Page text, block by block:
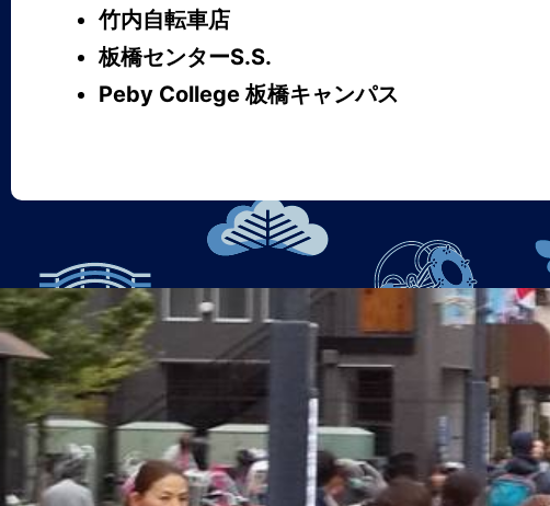
竹内自転車店
板橋センターS.S.
Peby College 板橋キャンパス